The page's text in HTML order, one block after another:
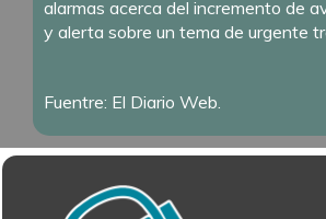
alarmas acerca del incremento de
y alerta sobre un tema de urgente
Fuentre: El Diario Web.